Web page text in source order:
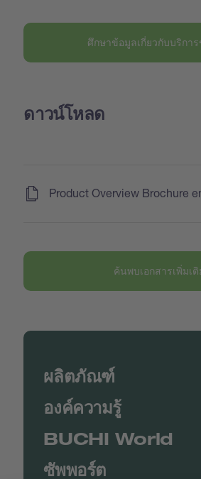
ศึกษาข้อมูลเกี่ยวกับบริการ
ดาวน์โหลด
Product Overview Brochure
ค้นพบเอกสารเพิ่มเติ
ผลิตภัณฑ์
องค์ความรู้
BUCHI World
ซัพพอร์ต